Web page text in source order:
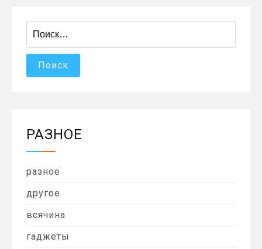
РАЗНОЕ
разное
другое
всячина
гаджеты